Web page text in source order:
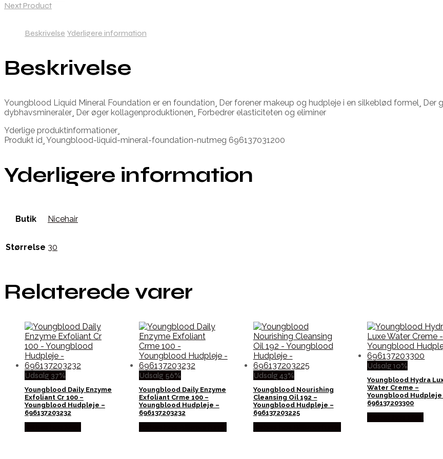
Next Product
Beskrivelse Yderligere information
Beskrivelse
Youngblood Liquid Mineral Foundation er en foundation¸ Der forener makeup og hudpleje i en silkeblød formel¸ Der
dybhavsmineraler¸ Der øger kollagenproduktionen¸ Forbedrer elasticiteten og eliminer
Yderlige produktinformationer¸
Produkt id¸ Youngblood-liquid-mineral-foundation-nutmeg 696137031200
Yderligere information
Butik Nicehair
Størrelse 30
Relaterede varer
Udsalg 37%
Youngblood Daily Enzyme
Exfoliant Cr 100 –
Youngblood Hudpleje –
696137203232
Udsalg 56%
Youngblood Daily Enzyme
Exfoliant Crme 100 –
Youngblood Hudpleje –
696137203232
Udsalg 43%
Youngblood Nourishing
Cleansing Oil 192 –
Youngblood Hudpleje –
696137203225
Udsalg 10%
Youngblood Hydra
Water Creme –
Youngblood Hudpleje
696137203300